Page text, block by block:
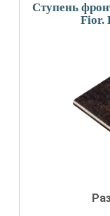
Ступень
Fior.